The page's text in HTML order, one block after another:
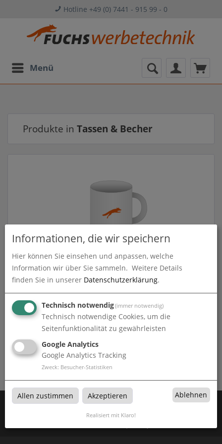
Hotline +49 (0) 7441 - 915 99 - 0
Menü
Produkte in Tassen & Becher
Fototassen
zum Artikel
Tassen & Becher
Tassen & Becher bei Fuchs Werbetechnik in Freudenstadt
Zahlen Sie mit:
Informationen, die wir speichern
Hier können Sie einsehen und anpassen, welche
Information wir über Sie sammeln. Weitere Details
finden Sie in unserer Datenschutzerklärung.
Technisch notwendig(immer notwendig)
Technisch notwendige Cookies, um die
Seitenfunktionalität zu gewährleisten
Google Analytics
Google Analytics Tracking
Zweck: Besucher-Statistiken
Allen zustimmen Akzeptieren Ablehnen
Realisiert mit Klaro!